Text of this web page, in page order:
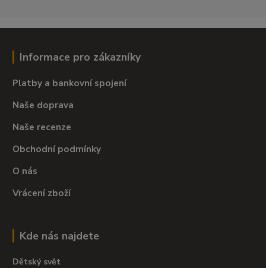
Informace pro zákazníky
Platby a bankovní spojení
Naše doprava
Naše recenze
Obchodní podmínky
O nás
Vrácení zboží
Kde nás najdete
Dětský svět